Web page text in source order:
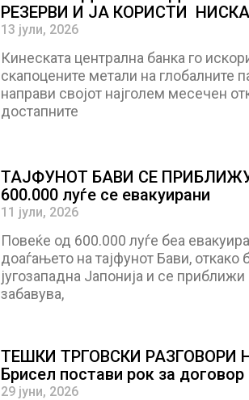
РЕЗЕРВИ И ЈА КОРИСТИ
13 јули, 2026
Кинеската централна банка го
скапоцените метали на глобалните
направи својот најголем месечен
достапните
ТАЈФУНОТ БАВИ СЕ
600.000 луѓе се евакуирани
11 јули, 2026
Повеќе од 600.000 луѓе беа
доаѓањето на тајфунот Бави, откако
југозападна Јапонија и се
забавува,
ТЕШКИ ТРГОВСКИ РАЗГОВОРИ
Брисел постави рок за договор
29 јуни, 2026